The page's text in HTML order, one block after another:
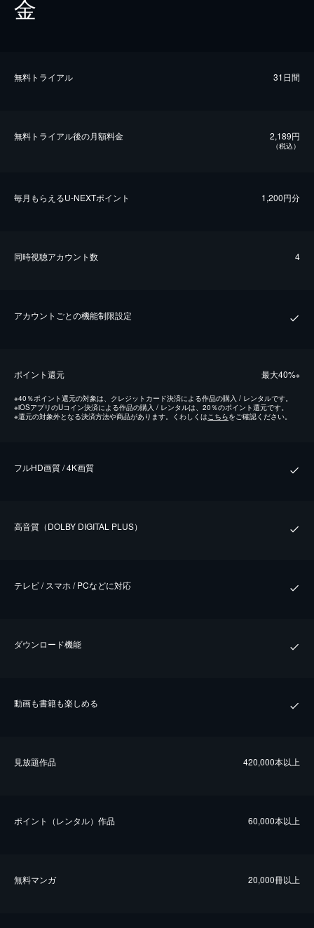
金
無料トライアル 31日間
無料トライアル後の⽉額料金 2,189円
（税込）
毎⽉もらえるU-NEXTポイント 1,200円分
同時視聴アカウント数 4
アカウントごとの機能制限設定
ポイント還元 最⼤40%※
※40％ポイント還元の対象は、クレジットカード決済による作品の購入 / レンタルです。
※iOSアプリのUコイン決済による作品の購入 / レンタルは、20％のポイント還元です。
※還元の対象外となる決済方法や商品があります。くわしくは こちらをご確認ください。
フルHD画質 / 4K画質
⾼⾳質（DOLBY DIGITAL PLUS）
テレビ / スマホ / PCなどに対応
ダウンロード機能
動画も書籍も楽しめる
⾒放題作品 420,000本以上
ポイント（レンタル）作品 60,000本以上
無料マンガ 20,000冊以上